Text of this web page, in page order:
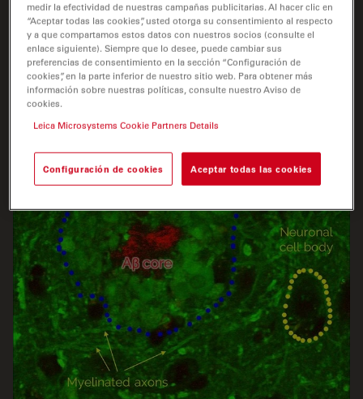
información de tiempo de vida, para sacar el máximo
partido de su experimento.
medir la efectividad de nuestras campañas publicitarias. Al hacer clic en
“Aceptar todas las cookies”, usted otorga su consentimiento al respecto
y a que compartamos estos datos con nuestros socios (consulte el
enlace siguiente). Siempre que lo desee, puede cambiar sus
preferencias de consentimiento en la sección “Configuración de
cookies”, en la parte inferior de nuestro sitio web. Para obtener más
información sobre nuestras políticas, consulte nuestro Aviso de
cookies.
Leica Microsystems Cookie Partners Details
Configuración de cookies Aceptar todas las cookies